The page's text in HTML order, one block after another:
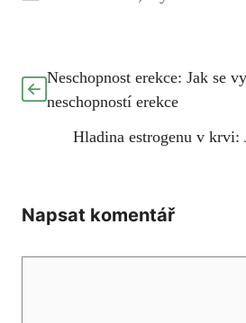
Neschopnost erekce: Jak se
neschopností erekce
Hladina estrogenu v krvi:
Napsat komentář